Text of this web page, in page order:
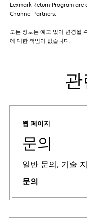
Lexmark Return Program
Channel Partners.
모든 정보는 예고 없이 변경될
에 대한 책임이 없습니다.
웹 페이지
문의
일반 문의, 기술
문의